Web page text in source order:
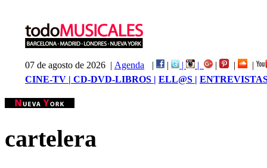
07 de agosto de 2026 | Agenda | | | | | |
|
CINE-TV | CD-DVD-LIBROS | ELL@S |
cartelera